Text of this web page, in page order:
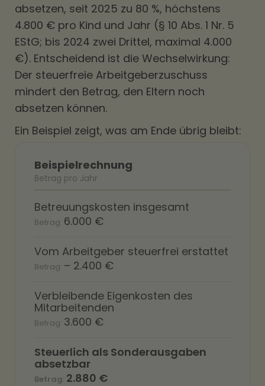
absetzen, seit 2025 zu 80 %, höchstens
4.800 € pro Kind und Jahr (§ 10 Abs. 1 Nr. 5
EStG; bis 2024 zwei Drittel, maximal 4.000
€). Entscheidend ist die Wechselwirkung:
Der steuerfreie Arbeitgeberzuschuss
mindert den Betrag, den Eltern noch
absetzen können.
Ein Beispiel zeigt, was am Ende übrig bleibt:
Beispielrechnung
Betrag pro Jahr
Betreuungskosten insgesamt
6.000 €
Vom Arbeitgeber steuerfrei erstattet
– 2.400 €
Verbleibende Eigenkosten des
Mitarbeitenden
3.600 €
Steuerlich als Sonderausgaben
absetzbar
2.880 €